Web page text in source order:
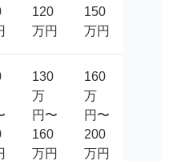
120
万円
150
万円
130
万
円〜
160
万円
160
万
円〜
200
万円